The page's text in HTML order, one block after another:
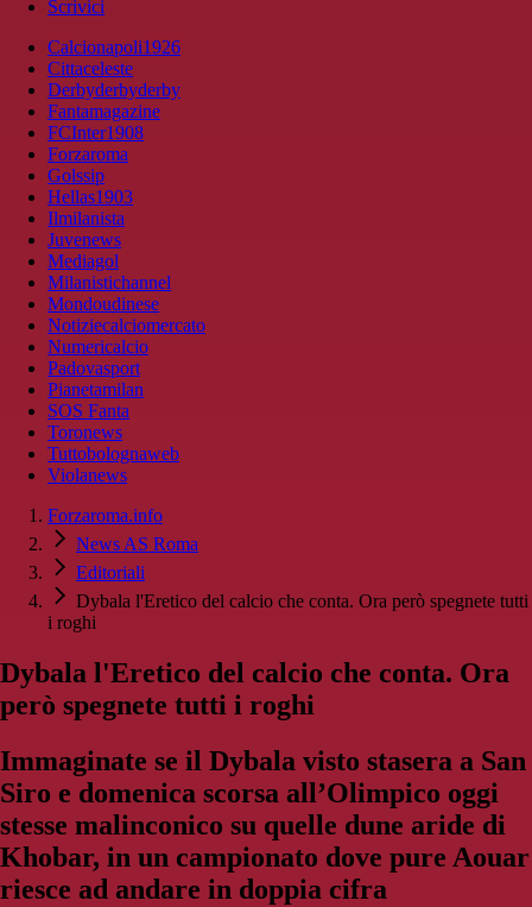
Scrivici
Calcionapoli1926
Cittaceleste
Derbyderbyderby
Fantamagazine
FCInter1908
Forzaroma
Golssip
Hellas1903
Ilmilanista
Juvenews
Mediagol
Milanistichannel
Mondoudinese
Notiziecalciomercato
Numericalcio
Padovasport
Pianetamilan
SOS Fanta
Toronews
Tuttobolognaweb
Violanews
Forzaroma.info
News AS Roma
Editoriali
Dybala l'Eretico del calcio che conta. Ora però spegnete tutti
i roghi
Dybala l'Eretico del calcio che conta. Ora
però spegnete tutti i roghi
Immaginate se il Dybala visto stasera a San
Siro e domenica scorsa all’Olimpico oggi
stesse malinconico su quelle dune aride di
Khobar, in un campionato dove pure Aouar
riesce ad andare in doppia cifra